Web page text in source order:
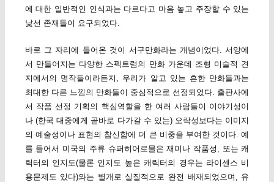
에 대한 일반적인 인식과는 다르다고 마음 놓고 주장할 수 있는
낯선 존재들이 요구되었다.
바로 그 자리에 들어온 것이 서구만화라는 개념이었다. 서양에
서 만들어지는 다양한 스펙트럼의 만화 가운데 조형 미술적 견
지에서의 명작들이라든지, 우리가 알고 있는 흔한 만화들과는
최대한 다른 느낌의 만화들이 중심적으로 선정되었다. 출판사에
서 작품 선정 기획의 핵심역할을 한 여러 사람들이 이야기성이
나 (한국 대중에게 곧바로 다가갈 수 있는) 오락성보다는 이미지
의 예술성이나 표현의 참신함에 더 큰 비중을 부여한 것이다. 예
를 들어서 미국의 주류 슈퍼히어로물은 재미나 작품성, 또는 캐
릭터의 인지도(물론 인지도 높은 캐릭터의 경우는 라이센스 비
용문제도 있다)와는 별개로 실질적으로 완전 배재되었으며, 유